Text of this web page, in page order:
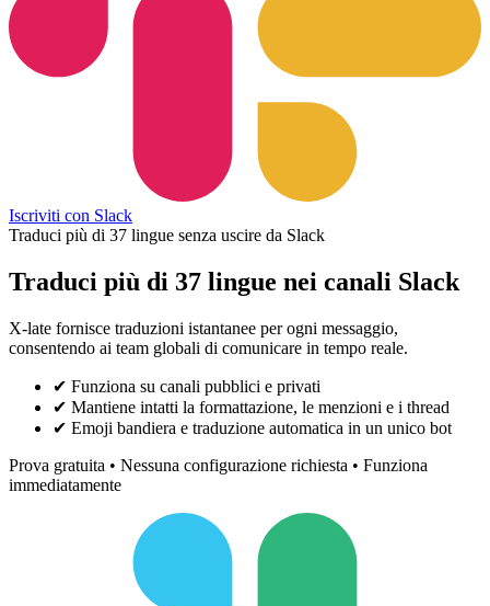
Iscriviti con Slack
Traduci più di 37 lingue senza uscire da Slack
Traduci più di 37 lingue nei canali Slack
X-late fornisce traduzioni istantanee per ogni messaggio,
consentendo ai team globali di comunicare in tempo reale.
✔ Funziona su canali pubblici e privati
✔ Mantiene intatti la formattazione, le menzioni e i thread
✔ Emoji bandiera e traduzione automatica in un unico bot
Prova gratuita • Nessuna configurazione richiesta • Funziona
immediatamente